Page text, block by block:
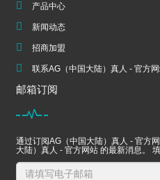
产品中心
新闻动态
招商加盟
联系AG（中国大陆）真人 - 官方
邮箱订阅
通过订阅AG（中国大陆）真人 - 官方
大陆）真人 - 官方网站 的最新消息。